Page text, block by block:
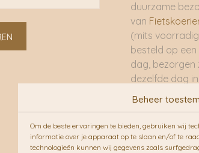
Beheer
Om de beste ervaringen te bieden, gebruiken wij
informatie over je apparaat op te slaan en/of te
technologieën kunnen wij gegevens zoals
duurzame
van
(mits
besteld op
dag, bezorgen
dezelfde dag
dag. En waar
op de fiets!!